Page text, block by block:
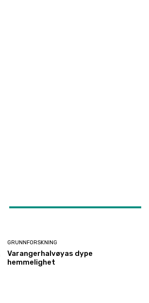
GRUNNFORSKNING
Varangerhalvøyas dype
hemmelighet